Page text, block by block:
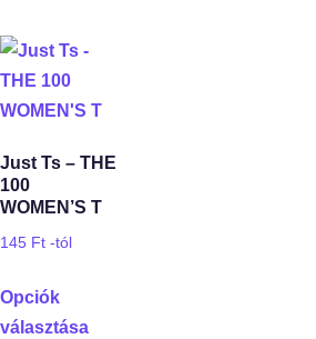
Just Ts – THE
100
WOMEN’S T
145 Ft -tól
Opciók
választása